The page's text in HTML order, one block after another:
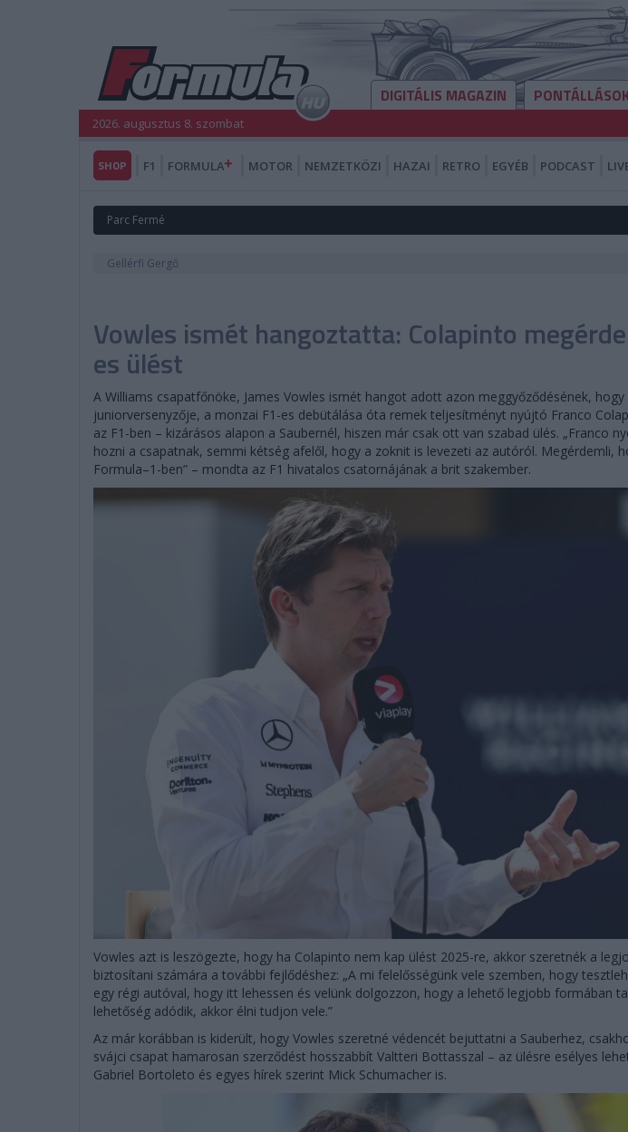
DIGITÁLIS MAGAZIN
2026. augusztus 8. szombat
SHOP F1 FORMULA MOTOR NEMZETKÖZI HAZAI RETRO EGYÉB PODCAST
Parc Fermé
Gellérfi Gergő
Vowles ismét hangoztatta: Colapinto
es ülést
A Williams csapatfőnöke, James Vowles ismét hangot adott azon meggyőződésének, hogy
juniorversenyzője, a monzai F1-es debütálása óta remek teljesítményt nyújtó Franco
az F1-ben – kizárásos alapon a Saubernél, hiszen már csak ott van szabad ülés. „Franco
hozni a csapatnak, semmi kétség afelől, hogy a zoknit is levezeti az autóról. Megérdemli,
Formula–1-ben” – mondta az F1 hivatalos csatornájának a brit szakember.
Vowles azt is leszögezte, hogy ha Colapinto nem kap ülést 2025-re, akkor szeretnék a
biztosítani számára a további fejlődéshez: „A mi felelősségünk vele szemben, hogy
egy régi autóval, hogy itt lehessen és velünk dolgozzon, hogy a lehető legjobb formában
lehetőség adódik, akkor élni tudjon vele.”
Az már korábban is kiderült, hogy Vowles szeretné védencét bejuttatni a Sauberhez,
svájci csapat hamarosan szerződést hosszabbít Valtteri Bottasszal – az ülésre esélyes
Gabriel Bortoleto és egyes hírek szerint Mick Schumacher is.